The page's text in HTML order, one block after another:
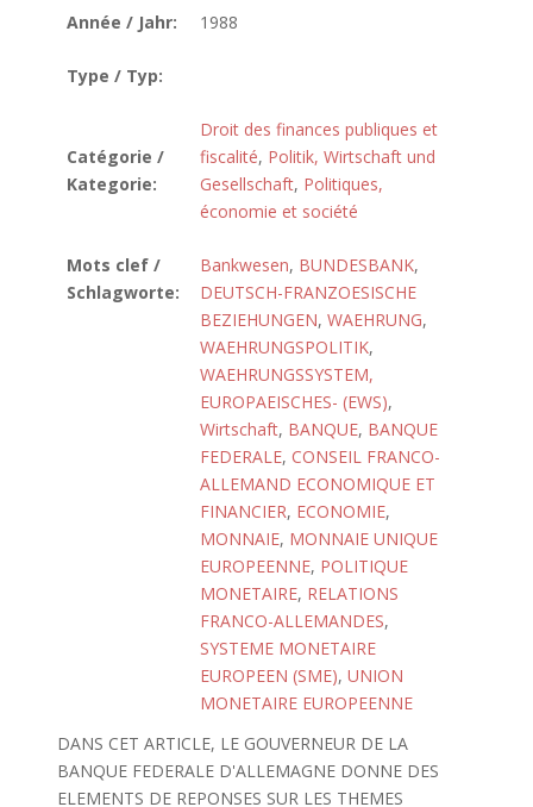
Année / Jahr: 1988
Type / Typ:
Catégorie /
Kategorie:
Droit des finances publiques et
fiscalité, Politik, Wirtschaft und
Gesellschaft, Politiques,
économie et société
Mots clef /
Schlagworte:
Bankwesen, BUNDESBANK,
DEUTSCH-FRANZOESISCHE
BEZIEHUNGEN, WAEHRUNG,
WAEHRUNGSPOLITIK,
WAEHRUNGSSYSTEM,
EUROPAEISCHES- (EWS),
Wirtschaft, BANQUE, BANQUE
FEDERALE, CONSEIL FRANCO-
ALLEMAND ECONOMIQUE ET
FINANCIER, ECONOMIE,
MONNAIE, MONNAIE UNIQUE
EUROPEENNE, POLITIQUE
MONETAIRE, RELATIONS
FRANCO-ALLEMANDES,
SYSTEME MONETAIRE
EUROPEEN (SME), UNION
MONETAIRE EUROPEENNE
DANS CET ARTICLE, LE GOUVERNEUR DE LA
BANQUE FEDERALE D'ALLEMAGNE DONNE DES
ELEMENTS DE REPONSES SUR LES THEMES